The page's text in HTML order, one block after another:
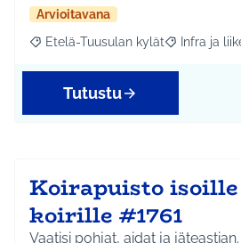
Arvioitavana
Rajaa tulokset aihepiirin mukaan:
Etelä-Tuusulan kylät RajaaInfra ja
Tutustu
Koirapuisto
koirille #1761
Vaatisi pohjat, aidat ja